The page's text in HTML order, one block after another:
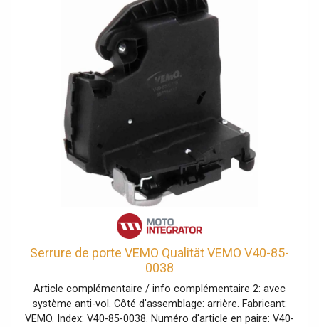
EN 13564 Type 5 Raccord de vidange : blanc Diamètre
nominal du drain : DN 50 (OD 50 mm) Type d'installation :
pour l'écoulement goutte à goutte
Serrure de porte VEMO Qualität VEMO V40-85-
0038
Article complémentaire / info complémentaire 2: avec
système anti-vol. Côté d'assemblage: arrière. Fabricant:
VEMO. Index: V40-85-0038. Numéro d'article en paire: V40-